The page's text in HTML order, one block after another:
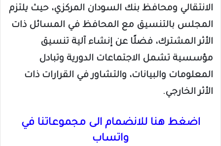
الانتقالي ومحافظ بنك السودان المركزي، حيث يلتزم
المجلس بالتنسيق مع المحافظ في المسائل ذات
الأثر المشترك، فضلًا عن إنشاء آلية تنسيق
مؤسسية تشمل الاجتماعات الدورية وتبادل
المعلومات والبيانات، والتشاور في القرارات ذات
الأثر الخارجي.
اضغط هنا للانضمام الى مجموعاتنا في
واتساب